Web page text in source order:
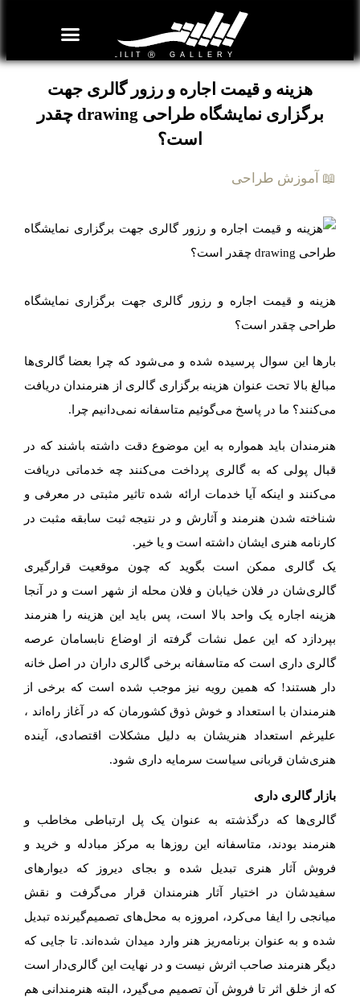
هزینه و قیمت اجاره و رزور گالری جهت
برگزاری نمایشگاه طراحی drawing چقدر
است؟
📖 آموزش طراحی
هزینه و قیمت اجاره و رزور گالری جهت برگزاری نمایشگاه
طراحی چقدر است؟
بارها این سوال پرسیده شده و می‌شود که چرا بعضا گالری‌ها
مبالغ بالا تحت عنوان هزینه برگزاری گالری از هنرمندان دریافت
می‌کنند؟ ما در پاسخ می‌گوئیم متاسفانه نمی‌دانیم چرا.
هنرمندان باید همواره به این موضوع دقت داشته باشند که در
قبال پولی که به گالری پرداخت می‌کنند چه خدماتی دریافت
می‌کنند و اینکه آیا خدمات ارائه شده تاثیر مثبتی در معرفی و
شناخته شدن هنرمند و آثارش و در نتیجه ثبت سابقه مثبت در
کارنامه هنری ایشان داشته است و یا خیر.
یک گالری ممکن است بگوید که چون موقعیت قرارگیری
گالری‌شان در فلان خیابان و فلان محله از شهر است و در آنجا
هزینه اجاره یک واحد بالا است، پس باید این هزینه را هنرمند
بپردازد که این عمل نشات گرفته از اوضاع نابسامان عرصه
گالری داری است که متاسفانه برخی گالری داران در اصل خانه
دار هستند! که همین رویه نیز موجب شده است که برخی از
هنرمندان با استعداد و خوش ذوق کشورمان که در آغاز راه‌اند ،
علیرغم استعداد هنریشان به دلیل مشکلات اقتصادی، آینده
هنری‌شان قربانی سیاست سرمایه داری شود.
بازار گالری داری
گالری‌ها که درگذشته به عنوان یک پل ارتباطی مخاطب و
هنرمند بودند، متاسفانه این‌ روزها به مرکز مبادله و خرید و
فروش آثار هنری تبدیل شده و بجای دیروز که دیوارهای
سفیدشان در اختیار آثار هنرمندان قرار می‌گرفت و نقش
میانجی را ایفا می‌کرد، امروزه به محل‌های تصمیم‌گیرنده تبدیل
شده و به عنوان برنامه‌ریز هنر وارد میدان شده‌اند. تا جایی که
دیگر هنرمند صاحب اثرش نیست و در نهایت این گالری‌دار است
که از خلق اثر تا فروش آن تصمیم‌ می‌گیرد، البته هنرمندانی هم